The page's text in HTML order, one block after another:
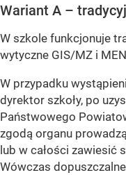
Wariant A –
W szkole funkcjonuje
wytyczne GIS/MZ i
W przypadku
dyrektor szkoły, po
Państwowego
zgodą organu
lub w całości zawiesić
Wówczas